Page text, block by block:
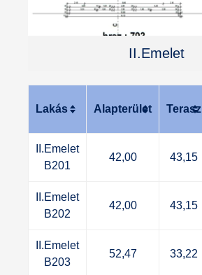
II.Emelet
Lakás Alapterület Terasz
II.Emelet
B201
42,00 43,15
II.Emelet
B202
42,00 43,15
II.Emelet
B203
52,47 33,22